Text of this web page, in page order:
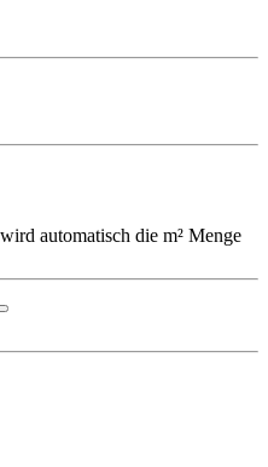
automatisch die m² Menge